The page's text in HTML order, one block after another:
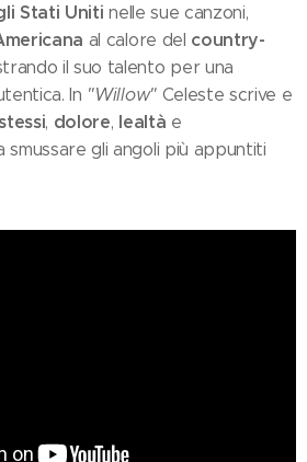
Stati Uniti nelle sue canzoni,
al calore del country-
il suo talento per una
In "Willow"Celeste scrive e
, dolore, lealtà e
smussare gli angoli più appuntiti